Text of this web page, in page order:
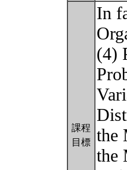
課程
目標
In
(4)
the
the